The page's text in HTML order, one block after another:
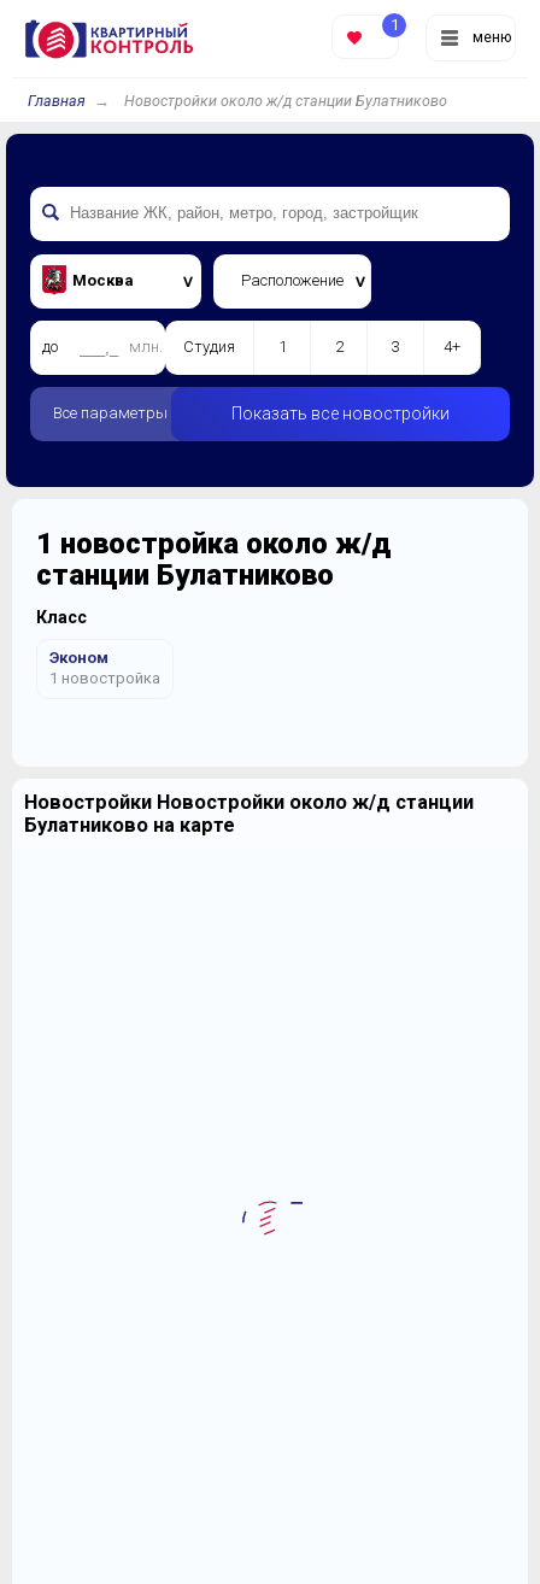
меню
1
Главная Новостройки около ж/д станции Булатниково
Москва Расположение
до млн. Студия 1 2 3 4+
Все параметры Показать все новостройки
1 новостройка около ж/д
станции Булатниково
Класс
Эконом
1 новостройка
Новостройки Новостройки около ж/д станции
Булатниково на карте